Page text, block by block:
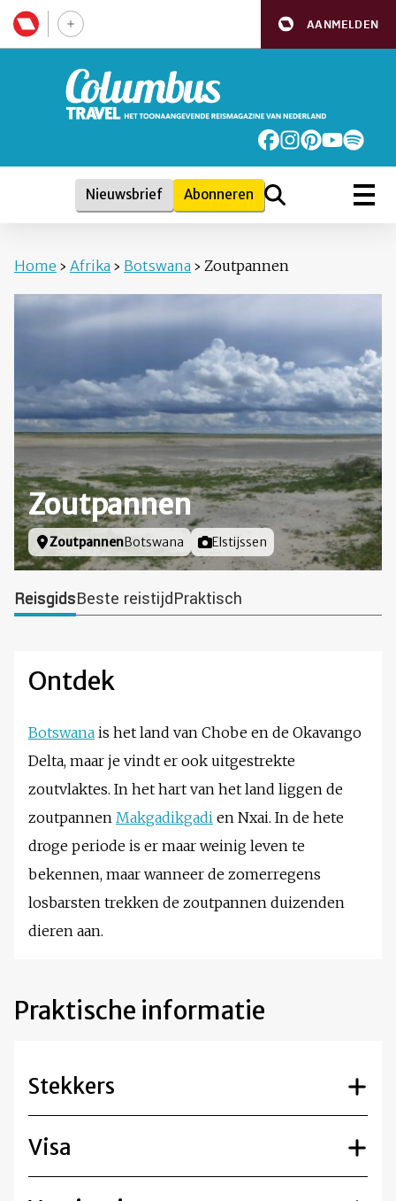
AANMELDEN
Nieuwsbrief Abonneren
Home › Afrika › Botswana › Zoutpannen
Zoutpannen
Locatie
ZoutpannenBotswana Foto door
Elstijssen
ReisgidsBeste reistijdPraktisch
Ontdek
Botswana is het land van Chobe en de Okavango
Delta, maar je vindt er ook uitgestrekte
zoutvlaktes. In het hart van het land liggen de
zoutpannen Makgadikgadi en Nxai. In de hete
droge periode is er maar weinig leven te
bekennen, maar wanneer de zomerregens
losbarsten trekken de zoutpannen duizenden
dieren aan.
Praktische informatie
Stekkers
Visa